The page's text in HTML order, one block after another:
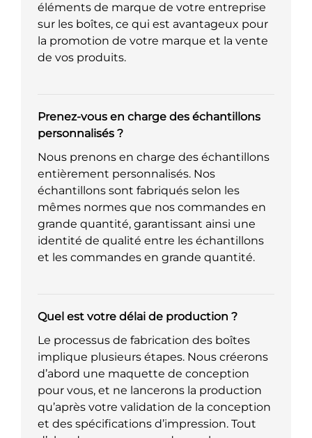
éléments de marque de votre entreprise
sur les boîtes, ce qui est avantageux pour
la promotion de votre marque et la vente
de vos produits.
Prenez-vous en charge des échantillons
personnalisés ?
Nous prenons en charge des échantillons
entièrement personnalisés. Nos
échantillons sont fabriqués selon les
mêmes normes que nos commandes en
grande quantité, garantissant ainsi une
identité de qualité entre les échantillons
et les commandes en grande quantité.
Quel est votre délai de production ?
Le processus de fabrication des boîtes
implique plusieurs étapes. Nous créerons
d’abord une maquette de conception
pour vous, et ne lancerons la production
qu’après votre validation de la conception
et des spécifications d’impression. Tout